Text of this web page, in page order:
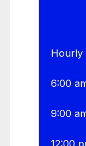
Hourly
6:00
9:00
12:00